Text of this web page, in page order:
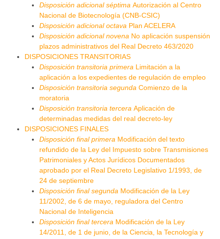
Disposición adicional séptima Autorización al Centro
Nacional de Biotecnología (CNB-CSIC)
Disposición adicional octava Plan ACELERA
Disposición adicional novena No aplicación suspensión
plazos administrativos del Real Decreto 463/2020
DISPOSICIONES TRANSITORIAS
Disposición transitoria primera Limitación a la
aplicación a los expedientes de regulación de empleo
Disposición transitoria segunda Comienzo de la
moratoria
Disposición transitoria tercera Aplicación de
determinadas medidas del real decreto-ley
DISPOSICIONES FINALES
Disposición final primera Modificación del texto
refundido de la Ley del Impuesto sobre Transmisiones
Patrimoniales y Actos Jurídicos Documentados
aprobado por el Real Decreto Legislativo 1/1993, de
24 de septiembre
Disposición final segunda Modificación de la Ley
11/2002, de 6 de mayo, reguladora del Centro
Nacional de Inteligencia
Disposición final tercera Modificación de la Ley
14/2011, de 1 de junio, de la Ciencia, la Tecnología y